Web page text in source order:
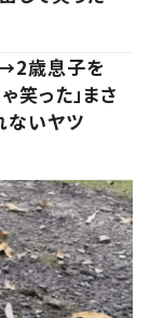
歳息子を
笑った」まさ
ないヤツ